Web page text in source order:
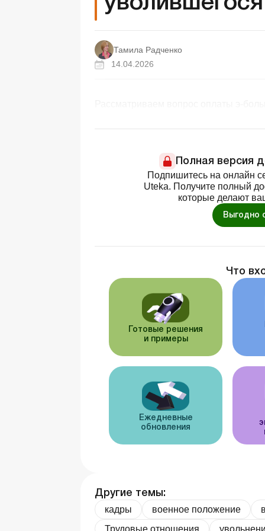
Тамила Радченко
14.04.2026
Полная версия
Подпишитесь на онлайн
Uteka. Получите полный
которые делают
Выгодно
Что
Готовые решения
и примеры
Ежедневные
обновления
Другие темы:
кадры военное положение